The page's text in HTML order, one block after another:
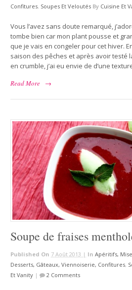
Confitures, Soupes Et Veloutés By Cuisine Et
Vous l’avez sans doute remarqué,
tombe bien car mon plant pousse et
que je vais en congeler pour cet hiver.
saison des pêches et après avoir testé
en crumble, j’ai eu envie de d’une
Read More
→
Soupe de fraises
Published On 7 Août 2013 | In Apéritifs,
Desserts, Gâteaux, Viennoiserie, Confitures,
Et Vanity | 2 Comments